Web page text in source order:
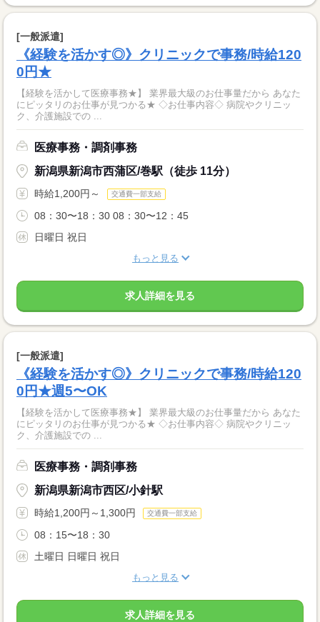
[一般派遣]
《経験を活かす◎》クリニックで事務/時給120
0円★
【経験を活かして医療事務★】 業界最大級のお仕事量だから あなた
にピッタリのお仕事が見つかる★ ◇お仕事内容◇ 病院やクリニッ
ク、介護施設での ...
医療事務・調剤事務
新潟県新潟市西蒲区/巻駅（徒歩 11分）
時給1,200円～ 交通費一部支給
08：30〜18：30 08：30〜12：45
日曜日 祝日
もっと見る
求人詳細を見る
[一般派遣]
《経験を活かす◎》クリニックで事務/時給120
0円★週5〜OK
【経験を活かして医療事務★】 業界最大級のお仕事量だから あなた
にピッタリのお仕事が見つかる★ ◇お仕事内容◇ 病院やクリニッ
ク、介護施設での ...
医療事務・調剤事務
新潟県新潟市西区/小針駅
時給1,200円～1,300円 交通費一部支給
08：15〜18：30
土曜日 日曜日 祝日
もっと見る
求人詳細を見る